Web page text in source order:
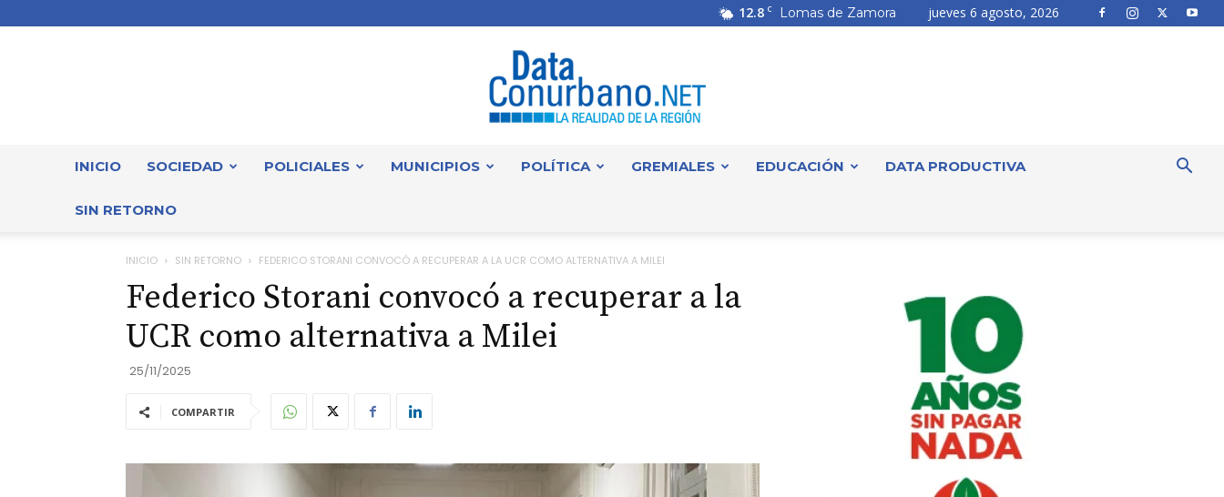
12.8 C Lomas de Zamora jueves 6 agosto, 2026
INICIO SOCIEDAD POLICIALES MUNICIPIOS POLÍTICA GREMIALES EDUCACIÓN DATA PRODUCTIVA
SIN RETORNO
INICIO SIN RETORNO FEDERICO STORANI CONVOCÓ A RECUPERAR A LA UCR COMO ALTERNATIVA A MILEI
Federico Storani convocó a recuperar a la
UCR como alternativa a Milei
25/11/2025
COMPARTIR